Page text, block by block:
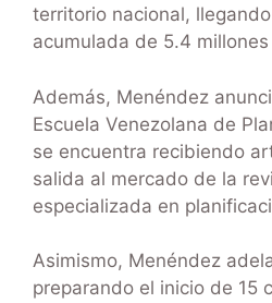
territorio nacional,
acumulada de 5.4
Además, Menéndez
Escuela Venezolana de
se encuentra recibiendo
salida al mercado de la
especializada en
Asimismo, Menéndez
preparando el inicio de 15